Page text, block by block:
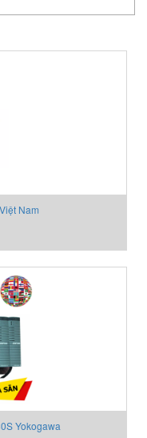
Nam
Yokogawa